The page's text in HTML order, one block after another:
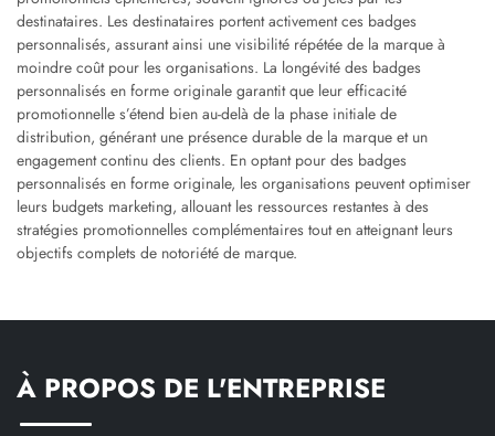
destinataires. Les destinataires portent activement ces badges
personnalisés, assurant ainsi une visibilité répétée de la marque à
moindre coût pour les organisations. La longévité des badges
personnalisés en forme originale garantit que leur efficacité
promotionnelle s’étend bien au-delà de la phase initiale de
distribution, générant une présence durable de la marque et un
engagement continu des clients. En optant pour des badges
personnalisés en forme originale, les organisations peuvent optimiser
leurs budgets marketing, allouant les ressources restantes à des
stratégies promotionnelles complémentaires tout en atteignant leurs
objectifs complets de notoriété de marque.
À PROPOS DE L'ENTREPRISE